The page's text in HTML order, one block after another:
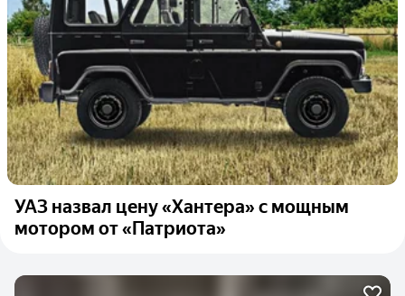
УАЗ назвал цену «Хантера» с мощным
мотором от «Патриота»